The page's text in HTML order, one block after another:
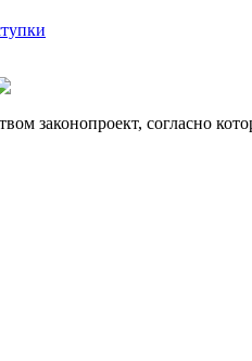
законопроект, согласно